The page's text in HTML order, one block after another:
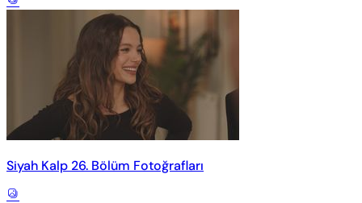
Siyah Kalp 26. Bölüm Fotoğrafları